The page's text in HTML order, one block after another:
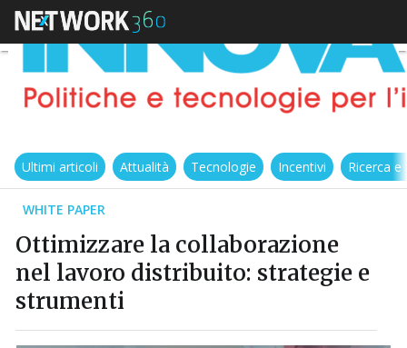
Ultimi articoli Attualità Tecnologie Incentivi Ricerca
WHITE PAPER
Ottimizzare la collaborazione
nel lavoro distribuito: strategie e
strumenti